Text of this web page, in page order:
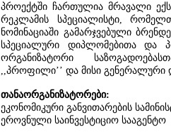
პროექტში ჩართულია მრავალი
რეკლამის სპეციალისტი,
ნომინაციაში გამარჯვებული
სპეციალური დიპლომებითა და
ორგანიზატორი
,,პროფილი’’ და მისი გენერალური
თანაორგანიზატორები:
ეკონომიკური განვითარების
ეროვნული საინვესტიციო სააგენტო